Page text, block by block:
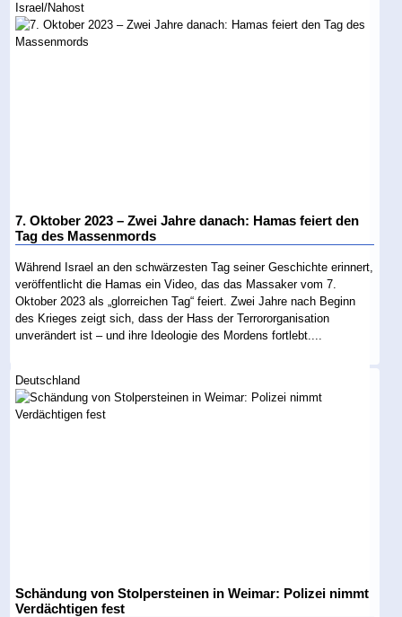
Israel/Nahost
7. Oktober 2023 – Zwei Jahre danach: Hamas feiert den
Tag des Massenmords
Während Israel an den schwärzesten Tag seiner Geschichte erinnert,
veröffentlicht die Hamas ein Video, das das Massaker vom 7.
Oktober 2023 als „glorreichen Tag“ feiert. Zwei Jahre nach Beginn
des Krieges zeigt sich, dass der Hass der Terrororganisation
unverändert ist – und ihre Ideologie des Mordens fortlebt....
Deutschland
Schändung von Stolpersteinen in Weimar: Polizei nimmt
Verdächtigen fest